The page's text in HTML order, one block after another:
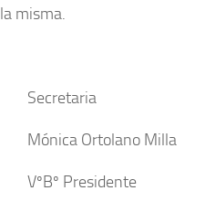
la misma.
Secretaria
Mónica Ortolano Milla
VºBº Presidente